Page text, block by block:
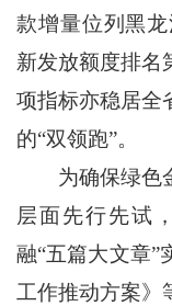
款增量位列黑
新发放额度排名
项指标亦稳居全
的“双领跑”。
为确保绿色金
层面先行先试
融“五篇大文章”
工作推动方案》